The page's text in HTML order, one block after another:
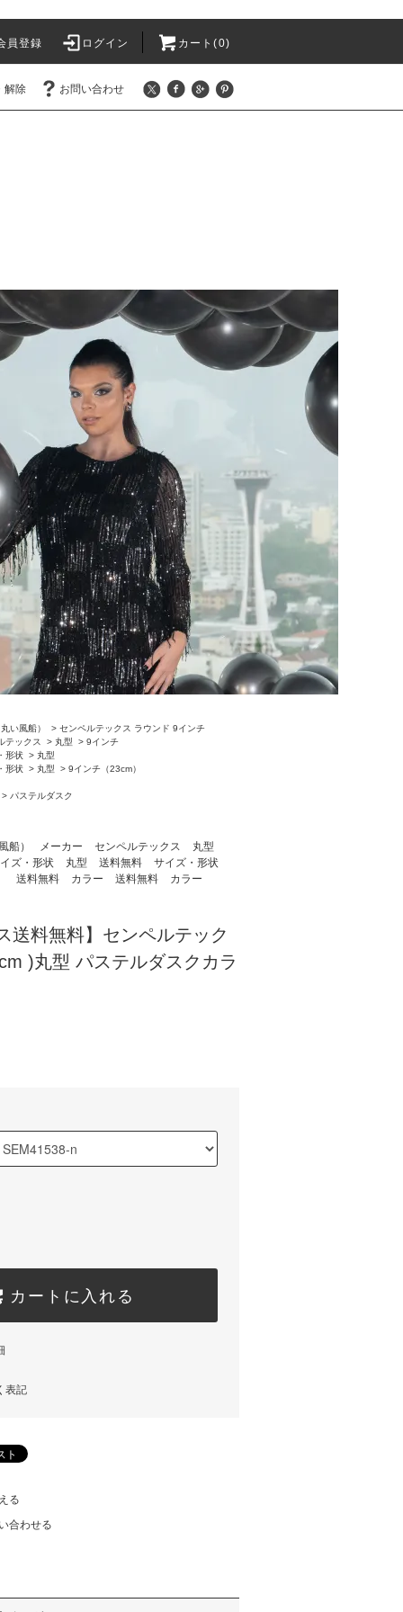
員登録 ログイン カート(0)
解除 お問い合わせ
い風船） > センペルテックス ラウンド 9インチ
テックス > 丸型 > 9インチ
形状 > 丸型
形状 > 丸型 > 9インチ（23cm）
> パステルダスク
船） メーカー センペルテックス
丸型
ズ・形状 丸型 送料無料
サイズ・形状
送料無料 カラー 送料無料
カラー
送料無料】センペルテック
)丸型 パステルダスクカラ
カートに入れる
表記
る
合わせる